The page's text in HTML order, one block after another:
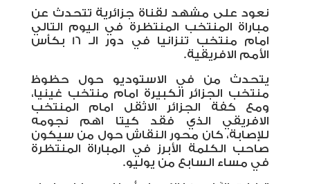
نعود على مشهد لقناة جزائرية تتحدث عن
مباراة المنتخب المنتظرة في اليوم التالي
امام منتخب تنزانيا في دور الـ 16 بكأس
الأمم الافريقية.
يتحدث من في الاستوديو حول حظوظ
منتخب الجزائر الكبيرة امام منتخب غينيا،
ومع كفة الجزائر الاثقل امام المنتخب
الافريقي الذي فقد كيتا اهم نجومه
للإصابة، كان محور النقاش حول من سيكون
صاحب الكلمة الأبرز في المباراة المنتظرة
في مساء السابع من يوليو.